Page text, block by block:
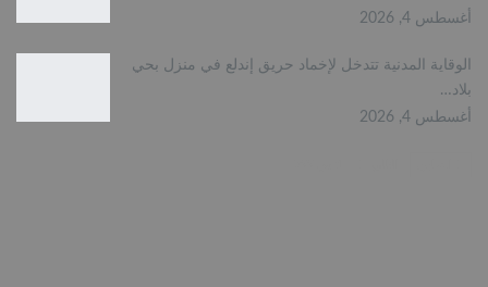
أغسطس 4, 2026
الوقاية المدنية تتدخل لإخماد حريق إندلع في منزل بحي
بلاد…
أغسطس 4, 2026